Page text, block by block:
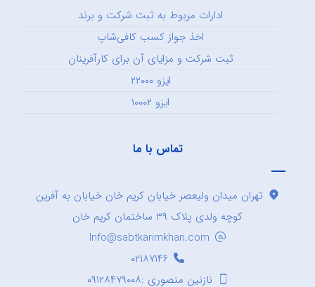
ادارات مربوط به ثبت شرکت و برند
اخذ جواز کسب کافی‌شاپ
ثبت شرکت و مزایای آن برای کارآفرینان
ایزو ۲۲۰۰۰
ایزو ۱۰۰۰۲
تماس با ما
تهران میدان ولیعصر خیابان کریم خان خیابان به آفرین
کوچه ولدی پلاک ۳۹ ساختمان کریم خان
Info@sabtkarimkhan.com
۰۲۱۸۷۱۴۶
نازنین منصوری :۰۹۱۲۸۴۷۹۰۰۸